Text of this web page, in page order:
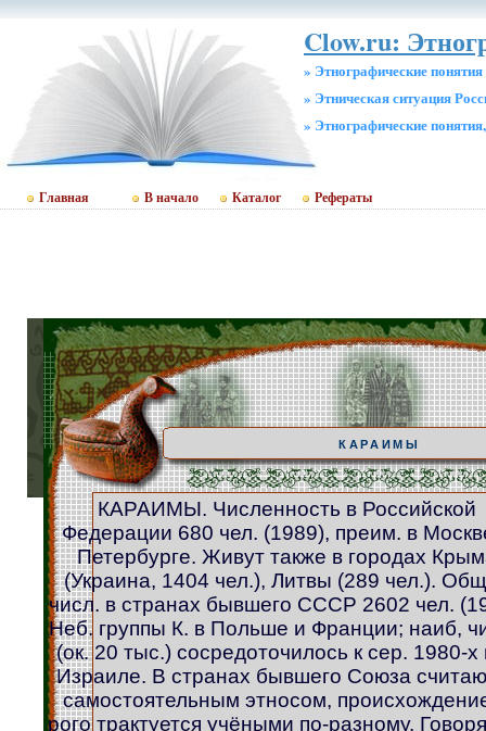
Clow.ru:
» Этнографические
» Этническая ситуация
» Этнографические
Главная В начало Каталог Рефераты
КАРАИМЫ
КАРАИМЫ. Численность в Российской
Федерации 680 чел. (1989), преим. в
Петербурге. Живут также в городах
(Украина, 1404 чел.), Литвы (289 чел.).
числ. в странах бывшего СССР 2602 чел.
Неб. группы К. в Польше и Франции; наиб,
(ок. 20 тыс.) сосредоточилось к сер. 1980-х
Израиле. В странах бывшего Союза
самостоятельным этносом,
рого трактуется учёными по-разному.